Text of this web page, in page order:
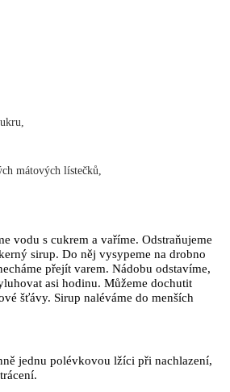
mátových lístečků,
vodu s cukrem a vaříme. Odstraňujeme
sirup. Do něj vysypeme na drobno
přejít varem. Nádobu odstavíme,
asi hodinu. Můžeme dochutit
šťávy. Sirup naléváme do menších
jednu polévkovou lžíci při nachlazení,